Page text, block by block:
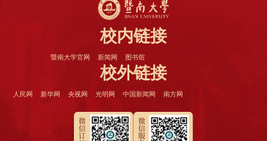
校内链接
暨南大学官网 新闻网 图书馆
校外链接
人民网 新华网 央视网 光明网 中国新闻网 南方网